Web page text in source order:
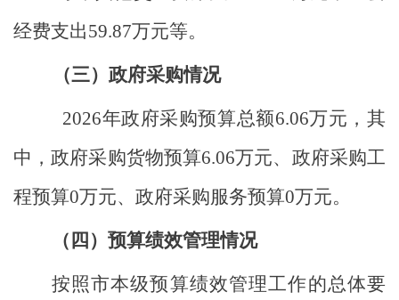
经费支出59.87万元等。
（三）政府采购情况
2026年政府采购预算总额6.06万元，其
中，政府采购货物预算6.06万元、政府采购工
程预算0万元、政府采购服务预算0万元。
（四）预算绩效管理情况
按照市本级预算绩效管理工作的总体要